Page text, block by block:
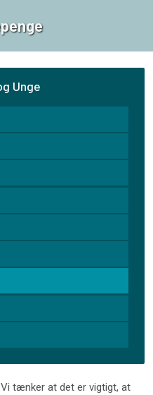
Unge
tænker at det er vigtigt, at